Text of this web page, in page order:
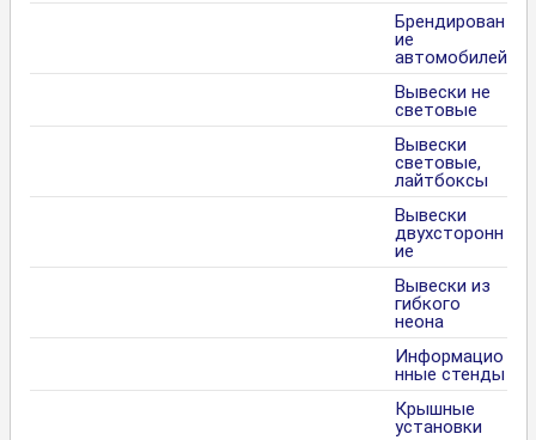
Брендирован
ие
автомобилей
Вывески не
световые
Вывески
световые,
лайтбоксы
Вывески
двухсторонн
ие
Вывески из
гибкого
неона
Информацио
нные стенды
Крышные
установки